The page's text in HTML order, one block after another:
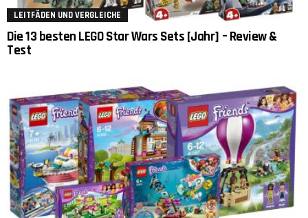
LEITFÄDEN UND VERGLEICHE
Die 13 besten LEGO Star Wars Sets [Jahr] – Review &
Test